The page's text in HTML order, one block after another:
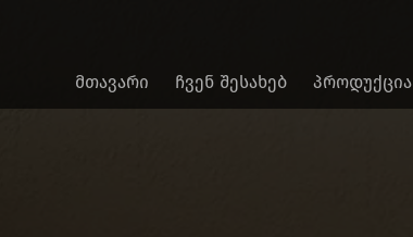
ᲛᲗᲐᲕᲐᲠᲘ ᲩᲕᲔᲜ ᲨᲔᲡᲐᲮᲔᲑ ᲞᲠᲝᲓᲣᲥᲪᲘᲐ